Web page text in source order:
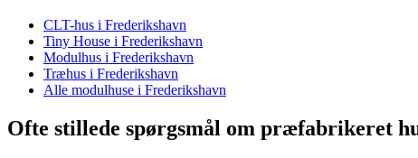
CLT-hus i Frederikshavn
Tiny House i Frederikshavn
Modulhus i Frederikshavn
Træhus i Frederikshavn
Alle modulhuse i Frederikshavn
Ofte stillede spørgsmål om præfabrikeret